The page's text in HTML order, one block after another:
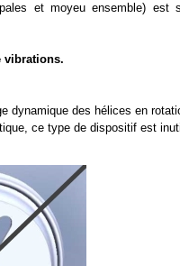
et moyeu ensemble) est
vibrations.
dynamique des hélices en
ce type de dispositif est